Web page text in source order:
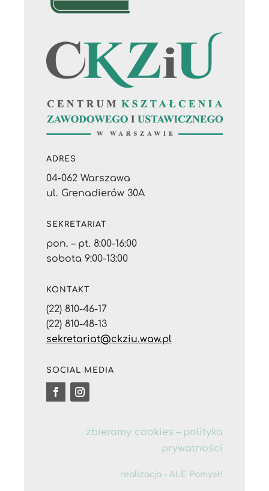
ADRES
04-062 Warszawa
ul. Grenadierów 30A
SEKRETARIAT
pon. – pt. 8:00-16:00
sobota 9:00-13:00
KONTAKT
(22) 810-46-17
(22) 810-48-13
sekretariat@ckziu.waw.pl
SOCIAL MEDIA
zbieramy cookies – polityka
prywatności
realizacja – ALE Pomysł!